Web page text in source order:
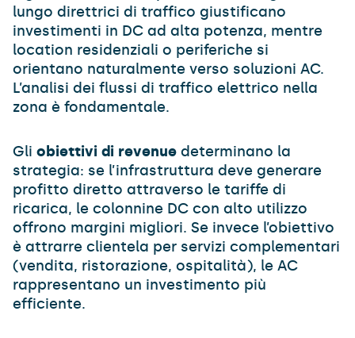
lungo direttrici di traffico giustificano
investimenti in DC ad alta potenza, mentre
location residenziali o periferiche si
orientano naturalmente verso soluzioni AC.
L’analisi dei flussi di traffico elettrico nella
zona è fondamentale.
Gli obiettivi di revenue determinano la
strategia: se l’infrastruttura deve generare
profitto diretto attraverso le tariffe di
ricarica, le colonnine DC con alto utilizzo
offrono margini migliori. Se invece l’obiettivo
è attrarre clientela per servizi complementari
(vendita, ristorazione, ospitalità), le AC
rappresentano un investimento più
efficiente.